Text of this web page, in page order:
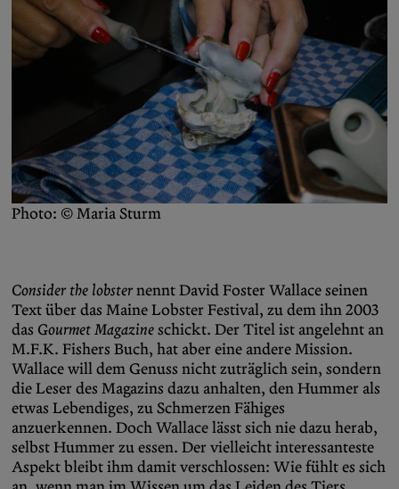
Photo: © Maria Sturm
Consider the lobsternennt David Foster Wallace seinen
Text über das Maine Lobster Festival, zu dem ihn 2003
das GourmetMagazineschickt. Der Titel ist angelehnt an
M.F.K. Fishers Buch, hat aber eine andere Mission.
Wallace will dem Genuss nicht zuträglich sein, sondern
die Leser des Magazins dazu anhalten, den Hummer als
etwas Lebendiges, zu Schmerzen Fähiges
anzuerkennen. Doch Wallace lässt sich nie dazu herab,
selbst Hummer zu essen. Der vielleicht interessanteste
Aspekt bleibt ihm damit verschlossen: Wie fühlt es sich